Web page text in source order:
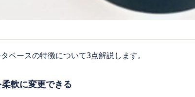
ベースの特徴について3点解説します。
軟に変更できる